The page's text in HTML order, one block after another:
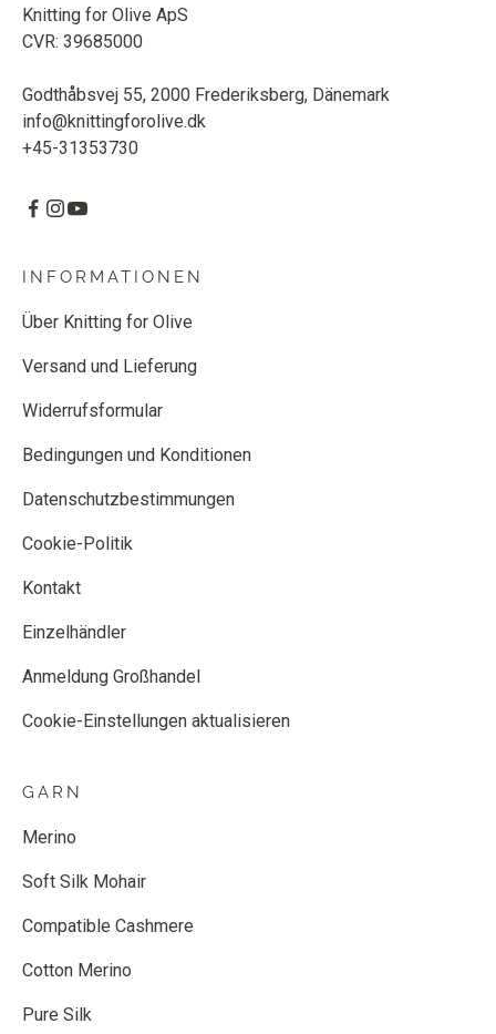
Knitting for Olive ApS
CVR: 39685000
Godthåbsvej 55, 2000 Frederiksberg, Dänemark
info@knittingforolive.dk
+45-31353730
INFORMATIONEN
Über Knitting for Olive
Versand und Lieferung
Widerrufsformular
Bedingungen und Konditionen
Datenschutzbestimmungen
Cookie-Politik
Kontakt
Einzelhändler
Anmeldung Großhandel
Cookie-Einstellungen aktualisieren
GARN
Merino
Soft Silk Mohair
Compatible Cashmere
Cotton Merino
Pure Silk